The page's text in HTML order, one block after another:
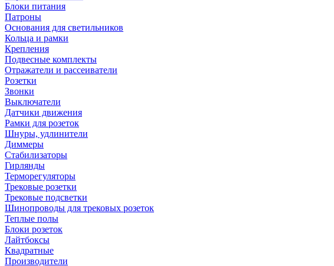
Блоки питания
Патроны
Основания для светильников
Кольца и рамки
Крепления
Подвесные комплекты
Отражатели и рассеиватели
Розетки
Звонки
Выключатели
Датчики движения
Рамки для розеток
Шнуры, удлинители
Диммеры
Стабилизаторы
Гирлянды
Терморегуляторы
Трековые розетки
Трековые подсветки
Шинопроводы для трековых розеток
Теплые полы
Блоки розеток
Лайтбоксы
Квадратные
Производители